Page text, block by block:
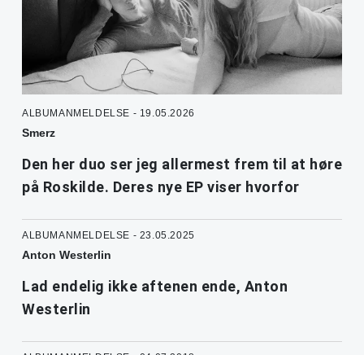
ALBUMANMELDELSE - 19.05.2026
Smerz
Den her duo ser jeg allermest frem til at høre
på Roskilde. Deres nye EP viser hvorfor
ALBUMANMELDELSE - 23.05.2025
Anton Westerlin
Lad endelig ikke aftenen ende, Anton
Westerlin